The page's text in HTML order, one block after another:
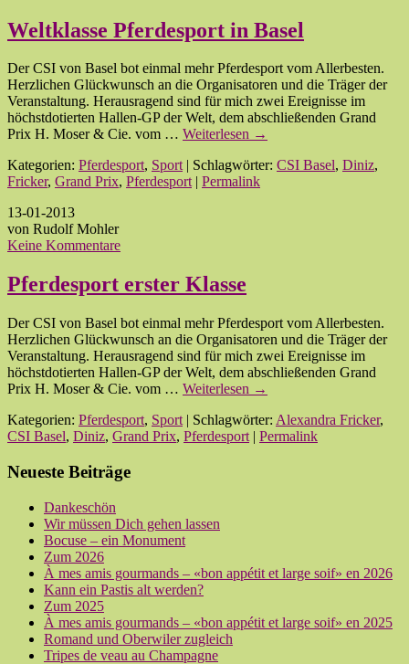
Weltklasse Pferdesport in Basel
Der CSI von Basel bot einmal mehr Pferdesport vom Allerbesten.
Herzlichen Glückwunsch an die Organisatoren und die Träger der
Veranstaltung. Herausragend sind für mich zwei Ereignisse im
höchstdotierten Hallen-GP der Welt, dem abschließenden Grand
Prix H. Moser & Cie. vom … Weiterlesen →
Kategorien: Pferdesport, Sport| Schlagwörter: CSI Basel, Diniz,
Fricker, Grand Prix, Pferdesport| Permalink
13-01-2013
von Rudolf Mohler
Keine Kommentare
Pferdesport erster Klasse
Der CSI von Basel bot einmal mehr Pferdesport vom Allerbesten.
Herzlichen Glückwunsch an die Organisatoren und die Träger der
Veranstaltung. Herausragend sind für mich zwei Ereignisse im
höchstdotierten Hallen-GP der Welt, dem abschließenden Grand
Prix H. Moser & Cie. vom … Weiterlesen →
Kategorien: Pferdesport, Sport | Schlagwörter: Alexandra Fricker,
CSI Basel, Diniz, Grand Prix, Pferdesport | Permalink
Neueste Beiträge
Dankeschön
Wir müssen Dich gehen lassen
Bocuse – ein Monument
Zum 2026
À mes amis gourmands – «bon appétit et large soif» en 2026
Kann ein Pastis alt werden?
Zum 2025
À mes amis gourmands – «bon appétit et large soif» en 2025
Romand und Oberwiler zugleich
Tripes de veau au Champagne